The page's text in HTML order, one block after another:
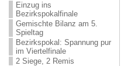
Einzug ins
Bezirkspokalfinale
Gemischte Bilanz am 5.
Spieltag
Bezirkspokal: Spannung pur
im Viertelfinale
2 Siege, 2 Remis